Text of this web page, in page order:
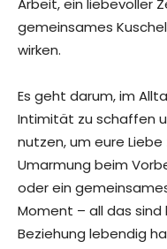
Arbeit, ein liebevoller
gemeinsames
wirken.
Es geht darum, im
Intimität zu schaffen
nutzen, um eure Liebe
Umarmung beim
oder ein
Moment – all das sind
Beziehung lebendig